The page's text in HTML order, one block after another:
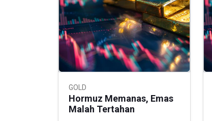
GOLD
Hormuz Memanas, Emas
Malah Tertahan